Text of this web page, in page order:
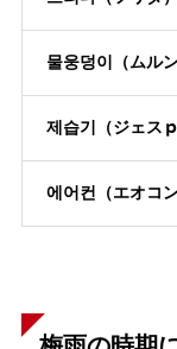
물웅덩이（ムル
제습기（ジェスｐ
에어컨（エオコン